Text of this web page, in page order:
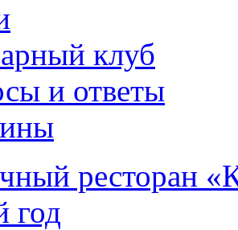
клуб
и ответы
ресторан
год